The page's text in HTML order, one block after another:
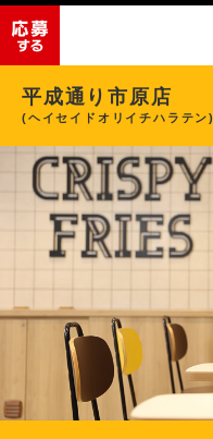
平成通り市原店
(ヘイセイドオリイチハラテン)